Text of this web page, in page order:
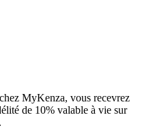
MyKenza, vous recevrez
de 10% valable à vie sur